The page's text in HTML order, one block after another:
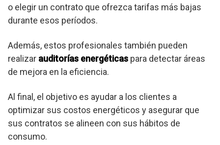
o elegir un contrato que ofrezca tarifas más bajas
durante esos períodos.
Además, estos profesionales también pueden
realizar auditorías energéticas para detectar áreas
de mejora en la eficiencia.
Al final, el objetivo es ayudar a los clientes a
optimizar sus costos energéticos y asegurar que
sus contratos se alineen con sus hábitos de
consumo.